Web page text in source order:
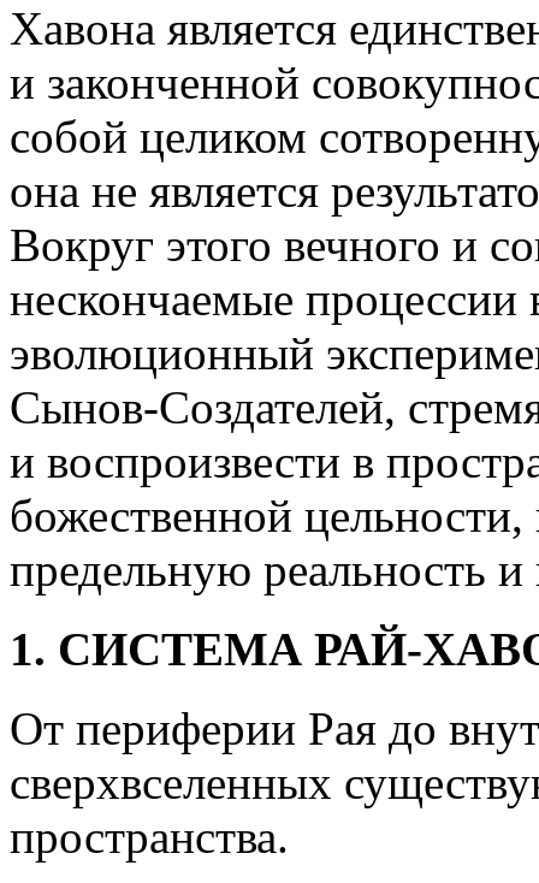
Хавона является
и законченной
собой целиком
она не является
Вокруг этого вечного и
нескончаемые
эволюционный
Сынов-Создателей,
и воспроизвести в
божественной
предельную реальность
1. СИСТЕМА РАЙ-
От периферии Рая до
сверхвселенных
пространства.